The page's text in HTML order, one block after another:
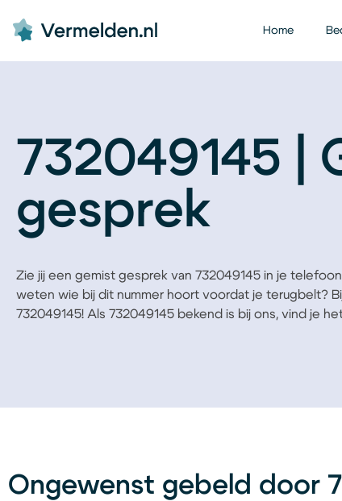
Home
732049145 |
gesprek
Zie jij een gemist gesprek van 732049145 in je
weten wie bij dit nummer hoort voordat je terugbelt?
732049145! Als 732049145 bekend is bij ons, vind je
Ongewenst gebeld door